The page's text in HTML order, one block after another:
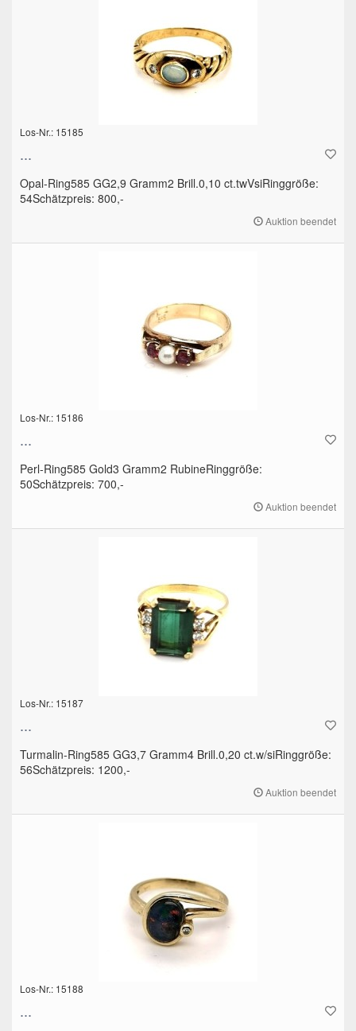
Los-Nr.: 15185
...
Opal-Ring585 GG2,9 Gramm2 Brill.0,10 ct.twVsiRinggröße:
54Schätzpreis: 800,-
Auktion beendet
Los-Nr.: 15186
...
Perl-Ring585 Gold3 Gramm2 RubineRinggröße:
50Schätzpreis: 700,-
Auktion beendet
Los-Nr.: 15187
...
Turmalin-Ring585 GG3,7 Gramm4 Brill.0,20 ct.w/siRinggröße:
56Schätzpreis: 1200,-
Auktion beendet
Los-Nr.: 15188
...